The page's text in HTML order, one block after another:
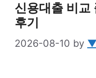
신용대출 비교
후기
2026-08-10 by ▼